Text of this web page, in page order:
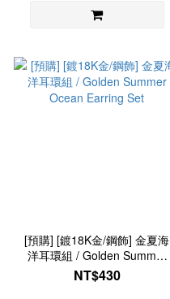
[預購] [鍍18K金/鋼飾] 金夏海
洋耳環組 / Golden Summer
Ocean Earring Set
NT$430